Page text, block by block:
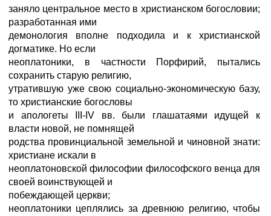
заняло центральное место в христианском богословии;
разработанная ими
демонология вполне подходила и к христианской
догматике. Но если
неоплатоники, в частности Порфирий, пытались
сохранить старую религию,
утратившую уже свою социально-экономическую базу,
то христианские богословы
и апологеты III-IV вв. были глашатаями идущей к
власти новой, не помнящей
родства провинциальной земельной и чиновной знати:
христиане искали в
неоплатоновской философии философского венца для
своей воинствующей и
побеждающей церкви;
неоплатоники цеплялись за древнюю религию, чтобы